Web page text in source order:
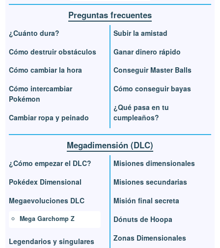
Preguntas frecuentes
¿Cuánto dura?
Cómo destruir obstáculos
Cómo cambiar la hora
Cómo intercambiar
Pokémon
Cambiar ropa y peinado
Subir la amistad
Ganar dinero rápido
Conseguir Master Balls
Cómo conseguir bayas
¿Qué pasa en tu
cumpleaños?
Megadimensión (DLC)
¿Cómo empezar el DLC?
Pokédex Dimensional
Megaevoluciones DLC
Mega Garchomp Z
Legendarios y singulares
Misiones dimensionales
Misiones secundarias
Misión final secreta
Dónuts de Hoopa
Zonas Dimensionales